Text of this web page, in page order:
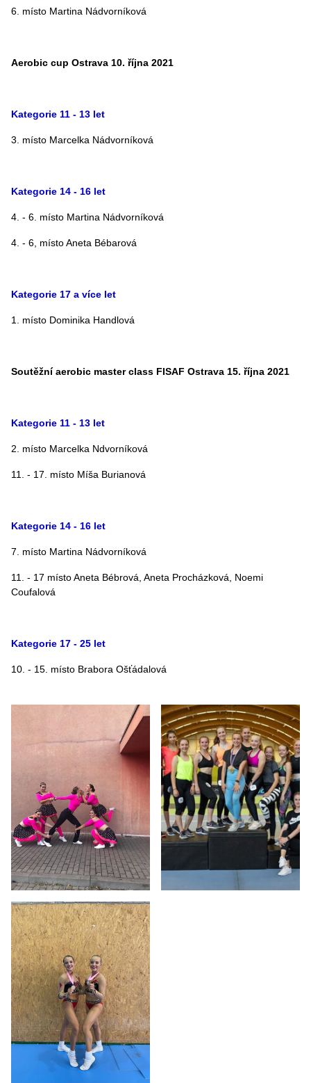
6. místo Martina Nádvorníková
Aerobic cup Ostrava 10. října 2021
Kategorie 11 - 13 let
3. místo Marcelka Nádvorníková
Kategorie 14 - 16 let
4. - 6. místo Martina Nádvorníková
4. - 6, místo Aneta Bébarová
Kategorie 17 a více let
1. místo Dominika Handlová
Soutěžní aerobic master class FISAF Ostrava 15. října 2021
Kategorie 11 - 13 let
2. místo Marcelka Ndvorníková
11. - 17. místo Míša Burianová
Kategorie 14 - 16 let
7. místo Martina Nádvorníková
11. - 17 místo Aneta Bébrová, Aneta Procházková, Noemi
Coufalová
Kategorie 17 - 25 let
10. - 15. místo Brabora Ošťádalová